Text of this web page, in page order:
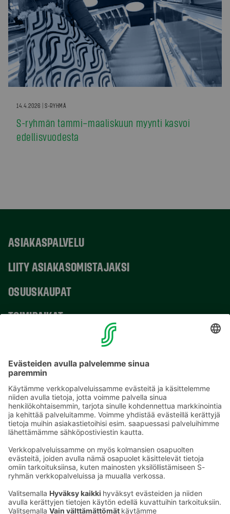
14.4.2026 | S-RYHMÄ
S-ryhmän tammi–maaliskuun myynti kasvoi
edellisvuodesta
ASIAKASPALVELU
LIITY ASIAKASOMISTAJAKSI
OSUUSKAUPAT
TOIMIPAIKAT
Sähköpostiosoitteet S-ryhmässä ovat muotoa
etunimi.sukunimi@sok.fi
Seuraa meitä: